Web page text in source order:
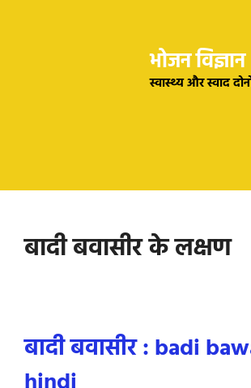
भोजन विज्ञान
स्वास्थ्य और स्वाद
बादी बवासीर के लक्षण
बादी बवासीर : badi